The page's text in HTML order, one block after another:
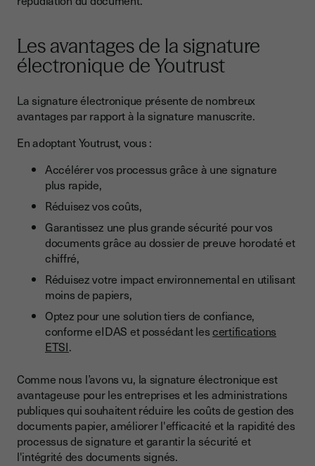
Les avantages de la signature
électronique de Youtrust
La signature électronique présente de nombreux
avantages par rapport à la signature manuscrite.
En adoptant Youtrust, vous :
Accélérer vos processus grâce à une signature
plus rapide,
Réduisez vos coûts,
Garantissez une plus grande sécurité pour vos
documents grâce au dossier de preuve horodaté et
chiffré,
Réduisez votre impact environnemental en utilisant
moins de papiers,
Optez pour une solution tiers de confiance,
conforme eIDAS et possédant lescertifications
ETSI.
Comme nous l’avons vu, la signature électronique est
avantageuse pour les entreprises et les administrations
publiques qui souhaitent réduire les coûts de gestion des
documents papier, améliorer l'efficacité et la rapidité des
processus de signature et garantir la sécurité et
l'intégrité des documents signés.